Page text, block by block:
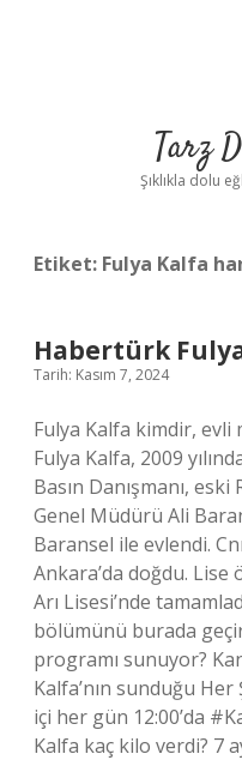
Tarz
Şıklıkla dolu
Etiket: Fulya Kalfa
Habertürk
Tarih: Kasım 7, 2024
Fulya Kalfa kimdir, evli
Fulya Kalfa, 2009
Basın Danışmanı,
Genel Müdürü Ali
Baransel ile evlendi.
Ankara’da doğdu.
Arı Lisesi’nde
bölümünü burada
programı sunuyor?
Kalfa’nın sunduğu
içi her gün 12:00’da
Kalfa kaç kilo verdi? 7